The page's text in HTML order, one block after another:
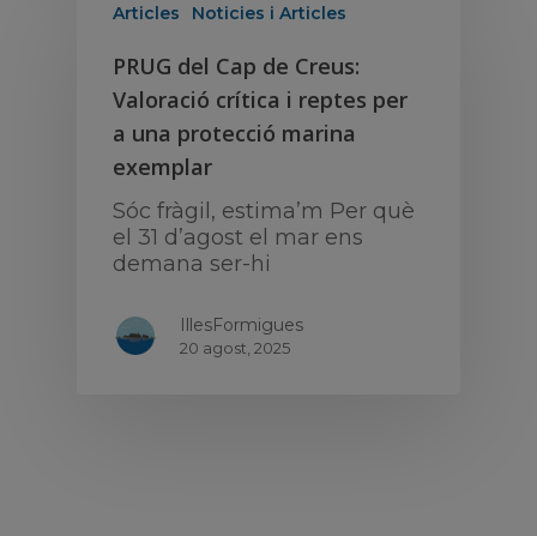
Articles Noticies i Articles
PRUG del Cap de Creus:
Valoració crítica i reptes per
a una protecció marina
exemplar
Sóc fràgil, estima’m Per què
el 31 d’agost el mar ens
demana ser-hi
IllesFormigues
20 agost, 2025